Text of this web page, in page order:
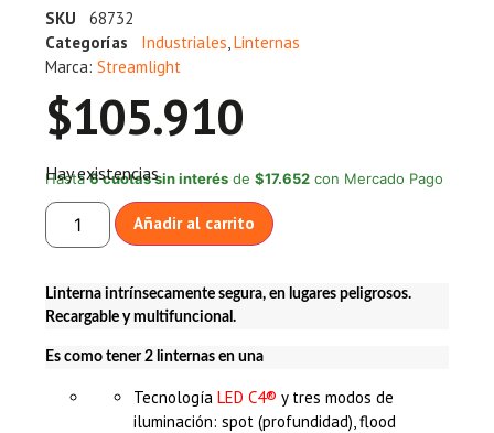
SKU
68732
Categorías
Industriales,Linternas
Marca:Streamlight
$105.910
Hasta6 cuotas sin interés de$17.652 con Mercado Pago
Hay existencias
Añadir al carrito
Linterna intrínsecamente segura, en lugares peligrosos.
Recargable y multifuncional.
Es como tener 2 linternas en una
Tecnología LED C4® y tres modos de
iluminación: spot (profundidad), flood